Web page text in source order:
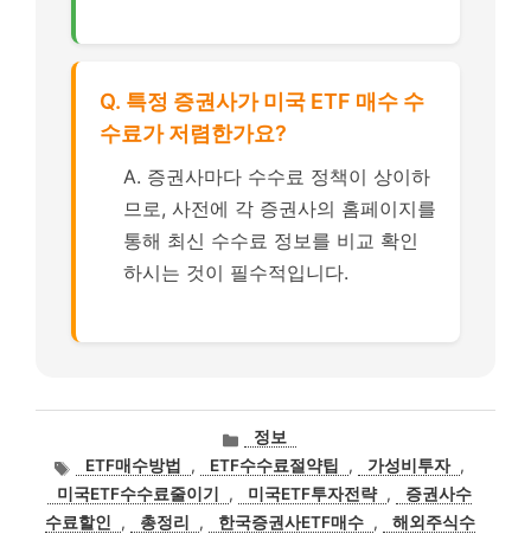
Q. 특정 증권사가 미국 ETF 매수 수
수료가 저렴한가요?
A. 증권사마다 수수료 정책이 상이하
므로, 사전에 각 증권사의 홈페이지를
통해 최신 수수료 정보를 비교 확인
하시는 것이 필수적입니다.
카
테
고
리
정보
태
그
ETF매수방법 , ETF수수료절약팁 , 가성비투자 ,
미국ETF수수료줄이기
, 미국ETF투자전략 ,
증권사수
수료할인
, 총정리 , 한국증권사ETF매수 ,
해외주식수